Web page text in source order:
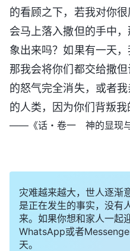
的看顾之下，若我对你
会马上落入撒但的手中
象出来吗？如果有一天，
那我会将你们都交给撒
的怒气完全消失，或者
的人类，因为你们背叛我
——《话・卷一 神的显现
灾难越来越大，世人逐渐
是正在发生的事实，没有
来。如果你想和家人一起
WhatsApp或者
天。